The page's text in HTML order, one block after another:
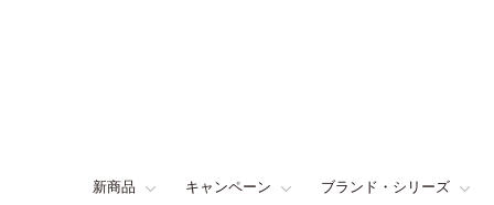
新商品 キャンペーン ブランド・シリーズ